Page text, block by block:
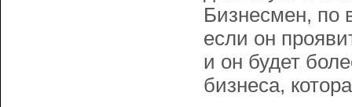
Бизнесмен, по
если он
и он будет
бизнеса,